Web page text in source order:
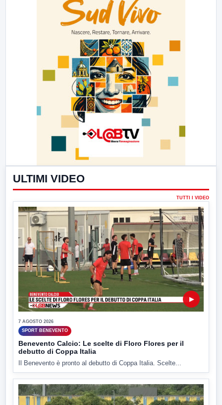
ULTIMI VIDEO
TUTTI I VIDEO
▶
7 AGOSTO 2026
SPORT BENEVENTO
Benevento Calcio: Le scelte di Floro Flores per il
debutto di Coppa Italia
Il Benevento è pronto al debutto di Coppa Italia. Scelte...